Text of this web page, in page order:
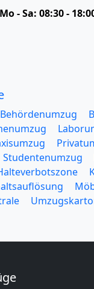
Mo - Sa: 08:30 -
Behördenumzug
Studentenumzug